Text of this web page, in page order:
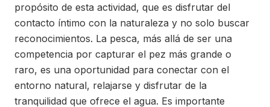
propósito de esta actividad, que es disfrutar del
contacto íntimo con la naturaleza y no solo buscar
reconocimientos. La pesca, más allá de ser una
competencia por capturar el pez más grande o
raro, es una oportunidad para conectar con el
entorno natural, relajarse y disfrutar de la
tranquilidad que ofrece el agua. Es importante